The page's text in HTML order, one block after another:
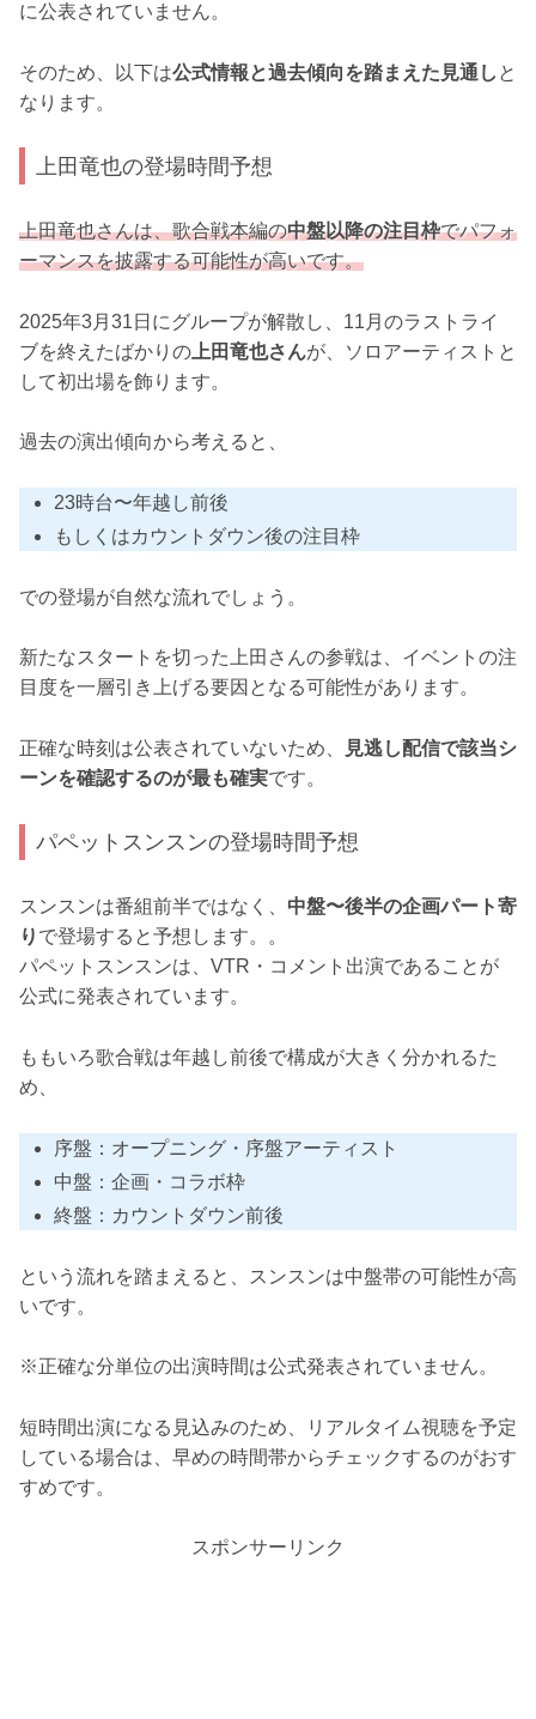
に公表されていません。
そのため、以下は公式情報と過去傾向を踏まえた見通し と
なります。
上田竜也の登場時間予想
上田竜也さんは、歌合戦本編の中盤以降の注目枠でパフォ
ーマンスを披露する可能性が高いです。
2025年3月31日にグループが解散し、11月のラストライ
ブを終えたばかりの 上田竜也さんが、ソロアーティストと
して初出場を飾ります。
過去の演出傾向から考えると、
23時台〜年越し前後
もしくはカウントダウン後の注目枠
での登場が自然な流れでしょう。
新たなスタートを切った上田さんの参戦は、イベントの注
目度を一層引き上げる要因となる可能性があります。
正確な時刻は公表されていないため、
見逃し配信で該当シ
ーンを確認するのが最も確実です。
パペットスンスンの登場時間予想
スンスンは番組前半ではなく、 中盤〜後半の企画パート寄
り で登場すると予想します。。
パペットスンスンは、VTR・コメント出演であることが
公式に発表されています。
ももいろ歌合戦は年越し前後で構成が大きく分かれるた
め、
序盤：オープニング・序盤アーティスト
中盤：企画・コラボ枠
終盤：カウントダウン前後
という流れを踏まえると、スンスンは中盤帯の可能性が高
いです。
※正確な分単位の出演時間は公式発表されていません。
短時間出演になる見込みのため、リアルタイム視聴を予定
している場合は、早めの時間帯からチェックするのがおす
すめです。
スポンサーリンク